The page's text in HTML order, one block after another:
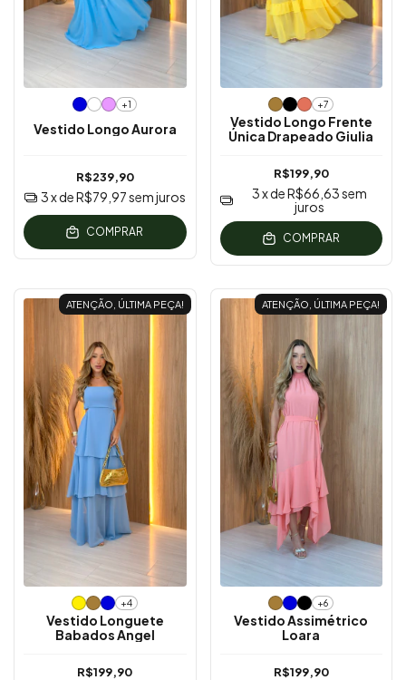
+1
Vestido Longo Aurora
R$239,90
3x deR$79,97sem juros
COMPRAR
+7
Vestido Longo Frente
Única Drapeado Giulia
R$199,90
3x deR$66,63sem
juros
COMPRAR
ATENÇÃO, ÚLTIMA PEÇA!
+4
Vestido Longuete
Babados Angel
R$199,90
ATENÇÃO, ÚLTIMA PEÇA!
+6
Vestido Assimétrico
Loara
R$199,90